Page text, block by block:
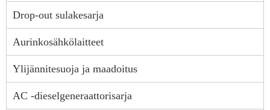
Drop-out sulakesarja
Aurinkosähkölaitteet
Ylijännitesuoja ja maadoitus
AC -dieselgeneraattorisarja